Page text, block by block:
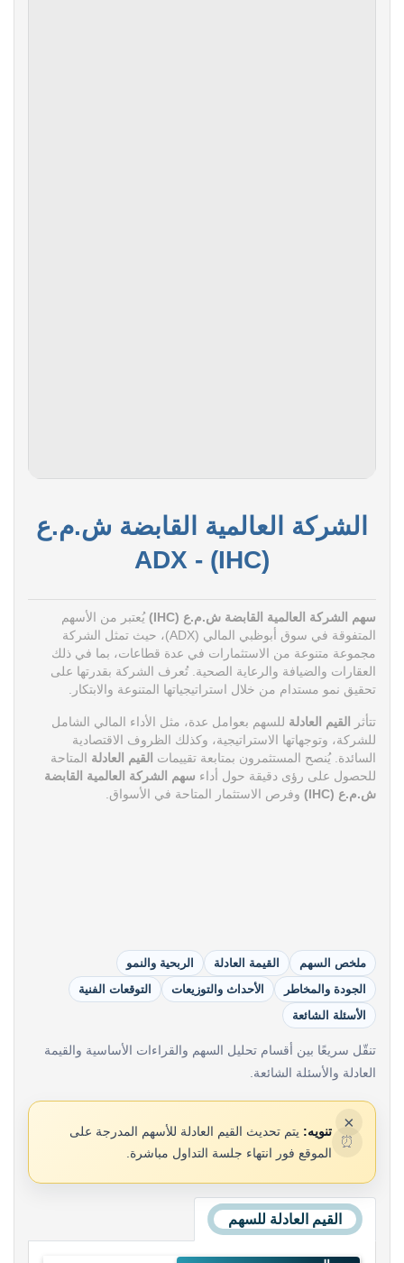
الشركة العالمية القابضة ش.م.ع
(IHC) - ADX
سهم الشركة العالمية القابضة ش.م.ع (IHC)
يُعتبر من الأسهم
المتفوقة في سوق أبوظبي المالي (ADX)، حيث تمثل الشركة
مجموعة متنوعة من الاستثمارات في عدة قطاعات، بما في ذلك
العقارات والضيافة والرعاية الصحية. تُعرف الشركة بقدرتها على
تحقيق نمو مستدام من خلال استراتيجياتها المتنوعة والابتكار.
تتأثر القيم العادلة للسهم بعوامل عدة، مثل الأداء المالي الشامل
للشركة، وتوجهاتها الاستراتيجية، وكذلك الظروف الاقتصادية
السائدة. يُنصح المستثمرون بمتابعة تقييمات القيم العادلة المتاحة
للحصول على رؤى دقيقة حول أداء سهم الشركة العالمية القابضة
ش.م.ع (IHC)
وفرص الاستثمار المتاحة في الأسواق.
ملخص السهم القيمة العادلة
الربحية والنمو
الجودة والمخاطر
الأحداث والتوزيعات
التوقعات الفنية
الأسئلة الشائعة
تنقّل سريعًا بين أقسام تحليل السهم والقراءات الأساسية والقيمة
العادلة والأسئلة الشائعة.
×
⏰
تنويه: يتم تحديث القيم العادلة للأسهم المدرجة على
الموقع فور انتهاء جلسة التداول مباشرة.
القيم العادلة للسهم